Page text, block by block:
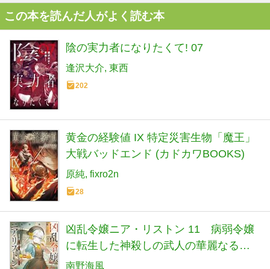
この本を読んだ人がよく読む本
陰の実力者になりたくて! 07
逢沢大介 東西
202
黄金の経験値 IX 特定災害生物「魔王」
大戦バッドエンド (カドカワBOOKS)
原純 fixro2n
28
凶乱令嬢ニア・リストン 11 病弱令嬢
に転生した神殺しの武人の華麗なる無
双録 (HJ文庫 み 07-01-11)
南野海風